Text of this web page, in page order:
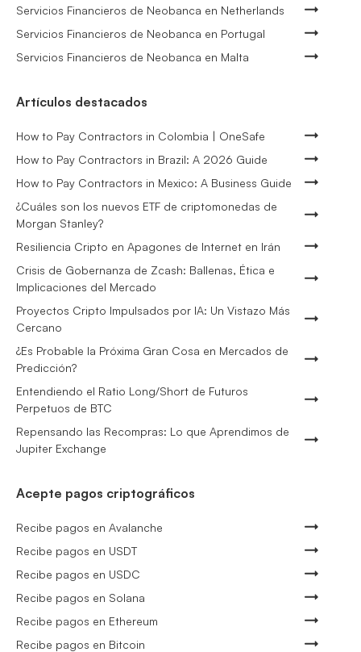
Servicios Financieros de Neobanca en Netherlands
Servicios Financieros de Neobanca en Portugal
Servicios Financieros de Neobanca en Malta
Artículos destacados
How to Pay Contractors in Colombia | OneSafe
How to Pay Contractors in Brazil: A 2026 Guide
How to Pay Contractors in Mexico: A Business Guide
¿Cuáles son los nuevos ETF de criptomonedas de
Morgan Stanley?
Resiliencia Cripto en Apagones de Internet en Irán
Crisis de Gobernanza de Zcash: Ballenas, Ética e
Implicaciones del Mercado
Proyectos Cripto Impulsados por IA: Un Vistazo Más
Cercano
¿Es Probable la Próxima Gran Cosa en Mercados de
Predicción?
Entendiendo el Ratio Long/Short de Futuros
Perpetuos de BTC
Repensando las Recompras: Lo que Aprendimos de
Jupiter Exchange
Acepte pagos criptográficos
Recibe pagos en Avalanche
Recibe pagos en USDT
Recibe pagos en USDC
Recibe pagos en Solana
Recibe pagos en Ethereum
Recibe pagos en Bitcoin